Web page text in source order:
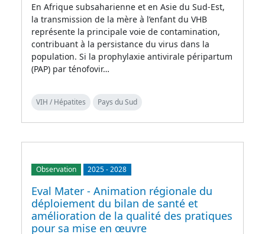
En Afrique subsaharienne et en Asie du Sud-Est,
la transmission de la mère à l’enfant du VHB
représente la principale voie de contamination,
contribuant à la persistance du virus dans la
population. Si la prophylaxie antivirale péripartum
(PAP) par ténofovir…
VIH / Hépatites Pays du Sud
Observation 2025-2028
Eval Mater - Animation régionale du
déploiement du bilan de santé et
amélioration de la qualité des pratiques
pour sa mise en œuvre